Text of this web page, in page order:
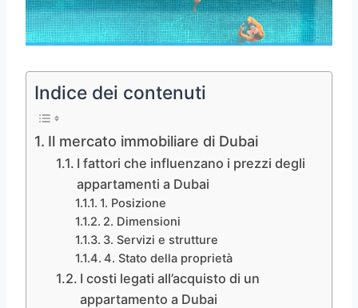
Indice dei contenuti
Il mercato immobiliare di Dubai
I fattori che influenzano i prezzi degli
appartamenti a Dubai
1. Posizione
2. Dimensioni
3. Servizi e strutture
4. Stato della proprietà
I costi legati all’acquisto di un
appartamento a Dubai